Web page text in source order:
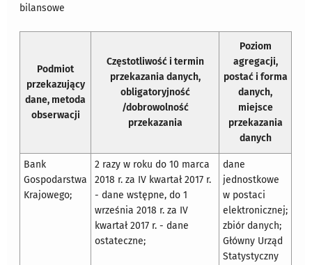
bilansowe
Podmiot
przekazujący
dane, metoda
obserwacji
Częstotliwość i termin
przekazania danych,
obligatoryjność
/dobrowolność
przekazania
Poziom
agregacji,
postać i forma
danych,
miejsce
przekazania
danych
Bank
Gospodarstwa
Krajowego;
2 razy w roku do 10 marca
2018 r. za IV kwartał 2017 r.
- dane wstępne, do 1
września 2018 r. za IV
kwartał 2017 r. - dane
ostateczne;
dane
jednostkowe
w postaci
elektronicznej;
zbiór danych;
Główny Urząd
Statystyczny